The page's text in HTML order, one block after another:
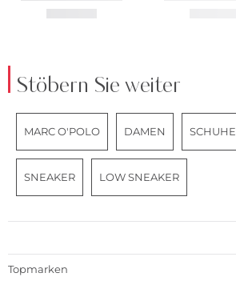
Stöbern Sie weiter
MARC O'POLO DAMEN SCHUHE
SNEAKER LOW SNEAKER
Topmarken